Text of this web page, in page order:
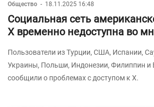
Общество - 18.11.2025 16:48
Социальная сеть
X временно недоступна во
Пользователи из Турции, США, Испании,
Украины, Польши, Индонезии, Филиппин и
сообщили о проблемах с доступом к X.